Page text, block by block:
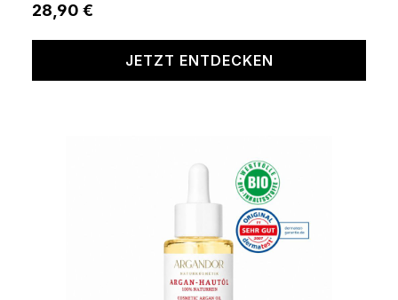
28,90 €
JETZT ENTDECKEN